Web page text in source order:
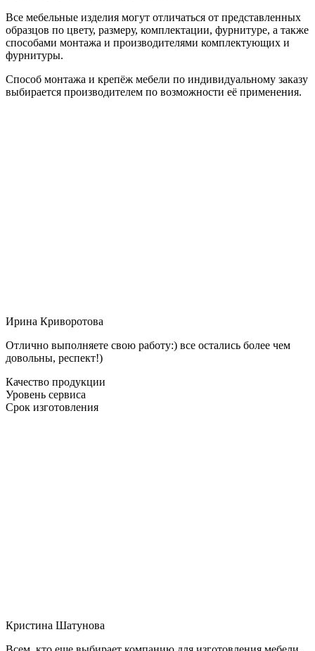
Все мебельные изделия могут отличаться от представленных
образцов по цвету, размеру, комплектации, фурнитуре, а также
способами монтажа и производителями комплектующих и
фурнитуры.
Способ монтажа и крепёж мебели по индивидуальному заказу
выбирается производителем по возможности её применения.
Ирина Криворотова
Отлично выполняете свою работу:) все остались более чем
довольны, респект!)
Качество продукции
Уровень сервиса
Срок изготовления
Кристина Шатунова